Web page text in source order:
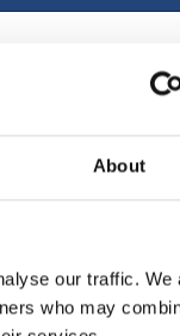
About
our traffic. We
who may